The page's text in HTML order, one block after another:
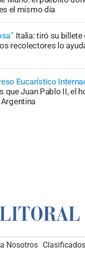
el mismo día
Italia: tiró su billete
recolectores lo
Eucarístico
que Juan Pablo II, el
Nosotros Clasificados